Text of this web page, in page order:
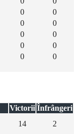
0
0
0
0
0
0
0
0
0
0
Victorii Înfrângeri
14 2